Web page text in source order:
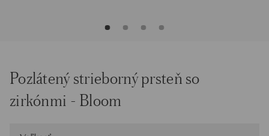
Pozlátený strieborný prsteň so
zirkónmi - Bloom